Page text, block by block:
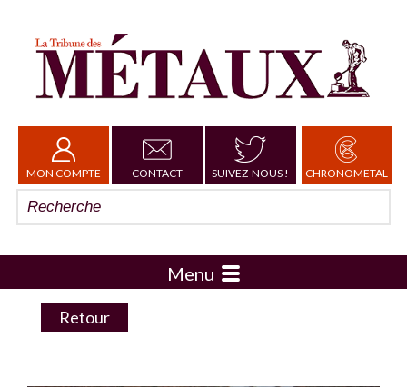
MON COMPTE CONTACT SUIVEZ-NOUS ! CHRONOMETAL
Menu
Retour